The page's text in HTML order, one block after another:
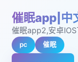
催眠app|中
催眠app2,安卓
pc 催眠